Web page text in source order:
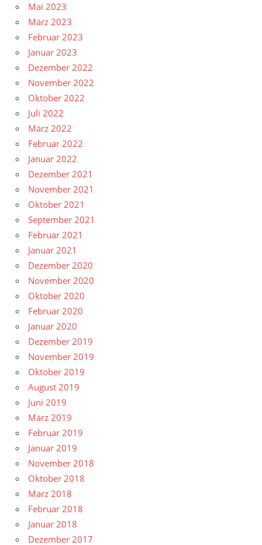
Mai 2023
März 2023
Februar 2023
Januar 2023
Dezember 2022
November 2022
Oktober 2022
Juli 2022
März 2022
Februar 2022
Januar 2022
Dezember 2021
November 2021
Oktober 2021
September 2021
Februar 2021
Januar 2021
Dezember 2020
November 2020
Oktober 2020
Februar 2020
Januar 2020
Dezember 2019
November 2019
Oktober 2019
August 2019
Juni 2019
März 2019
Februar 2019
Januar 2019
November 2018
Oktober 2018
März 2018
Februar 2018
Januar 2018
Dezember 2017